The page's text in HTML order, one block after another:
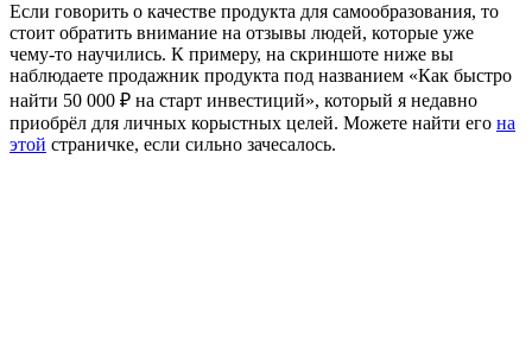
Если говорить о качестве продукта для самообразования, то
стоит обратить внимание на отзывы людей, которые уже
чему-то научились. К примеру, на скриншоте ниже вы
наблюдаете продажник продукта под названием «Как быстро
найти 50 000 ₽ на старт инвестиций», который я недавно
приобрёл для личных корыстных целей. Можете найти его на
этой страничке, если сильно зачесалось.